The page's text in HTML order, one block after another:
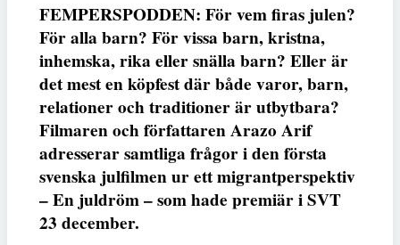
FEMPERSPODDEN: För vem firas julen?
För alla barn? För vissa barn, kristna,
inhemska, rika eller snälla barn? Eller är
det mest en köpfest där både varor, barn,
relationer och traditioner är utbytbara?
Filmaren och författaren Arazo Arif
adresserar samtliga frågor i den första
svenska julfilmen ur ett migrantperspektiv
– En juldröm – som hade premiär i SVT
23 december.